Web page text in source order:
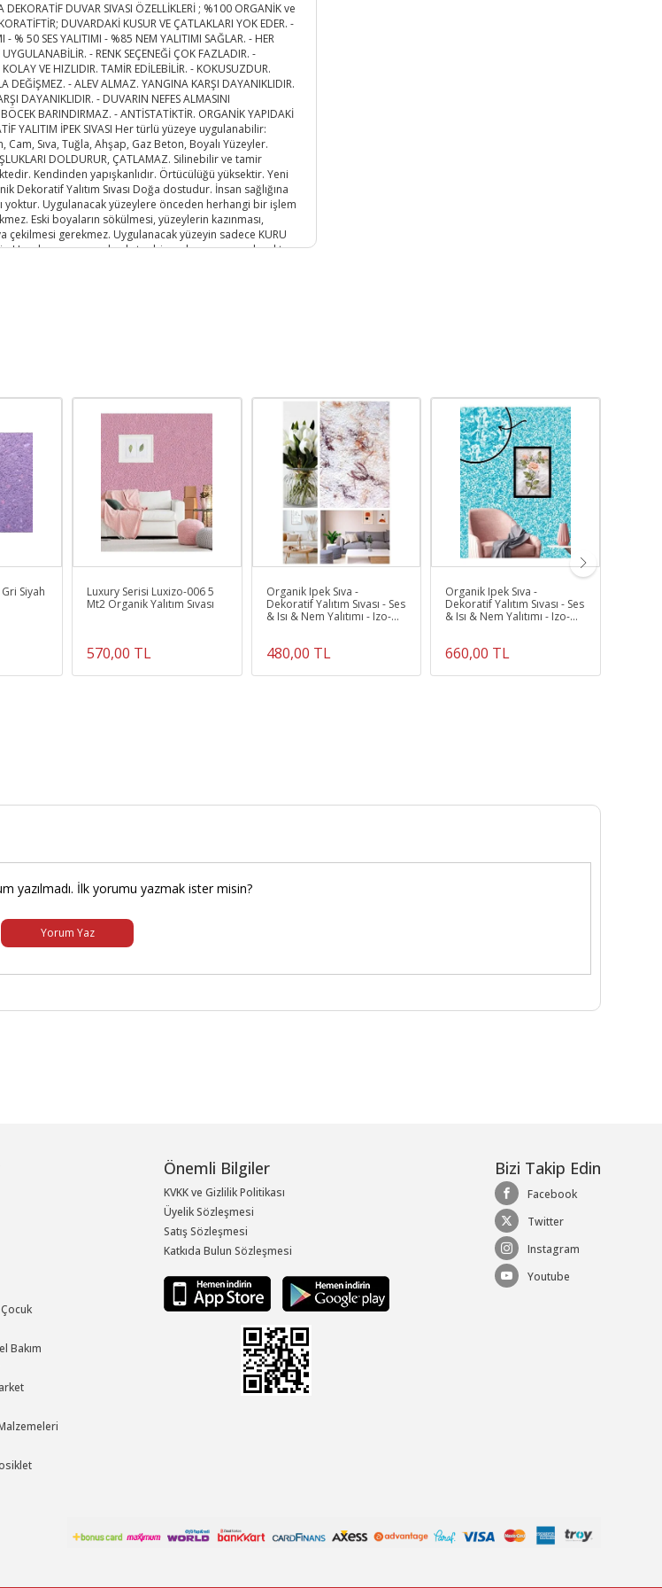
DEKORATİF DUVAR SIVASI ÖZELLİKLERİ ; %100 ORGANİK ve
DUVARDAKİ KUSUR VE ÇATLAKLARI YOK EDER. -
- % 50 SES YALITIMI - %85 NEM YALITIMI SAĞLAR. - HER
- RENK SEÇENEĞİ ÇOK FAZLADIR. -
VE HIZLIDIR. TAMİR EDİLEBİLİR. - KOKUSUZDUR.
DEĞİŞMEZ. - ALEV ALMAZ. YANGINA KARŞI DAYANIKLIDIR.
DAYANIKLIDIR. - DUVARIN NEFES ALMASINI
BÖCEK BARINDIRMAZ. - ANTİSTATİKTİR. ORGANİK YAPIDAKİ
YALITIM İPEK SIVASI Her türlü yüzeye uygulanabilir:
Cam, Sıva, Tuğla, Ahşap, Gaz Beton, Boyalı Yüzeyler.
DOLDURUR, ÇATLAMAZ. Silinebilir ve tamir
Kendinden yapışkanlıdır. Örtücülüğü yüksektir. Yeni
Dekoratif Yalıtım Sıvası Doğa dostudur. İnsan sağlığına
yoktur. Uygulanacak yüzeylere önceden herhangi bir işlem
Eski boyaların sökülmesi, yüzeylerin kazınması,
çekilmesi gerekmez. Uygulanacak yüzeyin sadece KURU
Uygulama esnasında ekstra bir malzemeye gerek yoktur.
UYGULANAN ÜRÜN 12 İLE 24 SAAT ARASINDA
İZO.019
Luxury Serisi Luxizo-006 5
Mt2 Organik Yalıtım Sıvası
570,00 TL
Organik Ipek Sıva -
Dekoratif Yalıtım Sıvası - Ses
& Isı & Nem Yalıtımı - Izo-
480,00 TL
Organik Ipek Sıva -
Dekoratif Yalıtım Sıvası - Ses
& Isı & Nem Yalıtımı - Izo-
660,00 TL
yazılmadı. İlk yorumu yazmak ister misin?
Yorum Yaz
Bakım
Önemli Bilgiler
KVKK ve Gizlilik Politikası
Üyelik Sözleşmesi
Satış Sözleşmesi
Katkıda Bulun Sözleşmesi
Bizi Takip Edin
Facebook
Twitter
Instagram
Youtube